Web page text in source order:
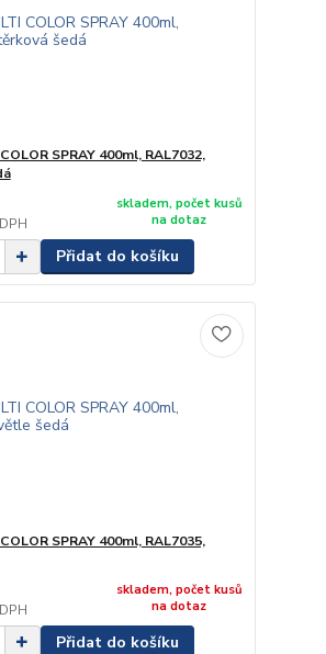
SPRAY 400ml, RAL7032,
skladem, počet kusů
na dotaz
Přidat do košíku
SPRAY 400ml, RAL7035,
skladem, počet kusů
na dotaz
Přidat do košíku